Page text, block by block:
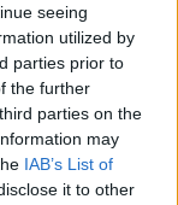
seeing
utilized by
parties prior to
the further
parties on the
may
IAB’s List of
it to other